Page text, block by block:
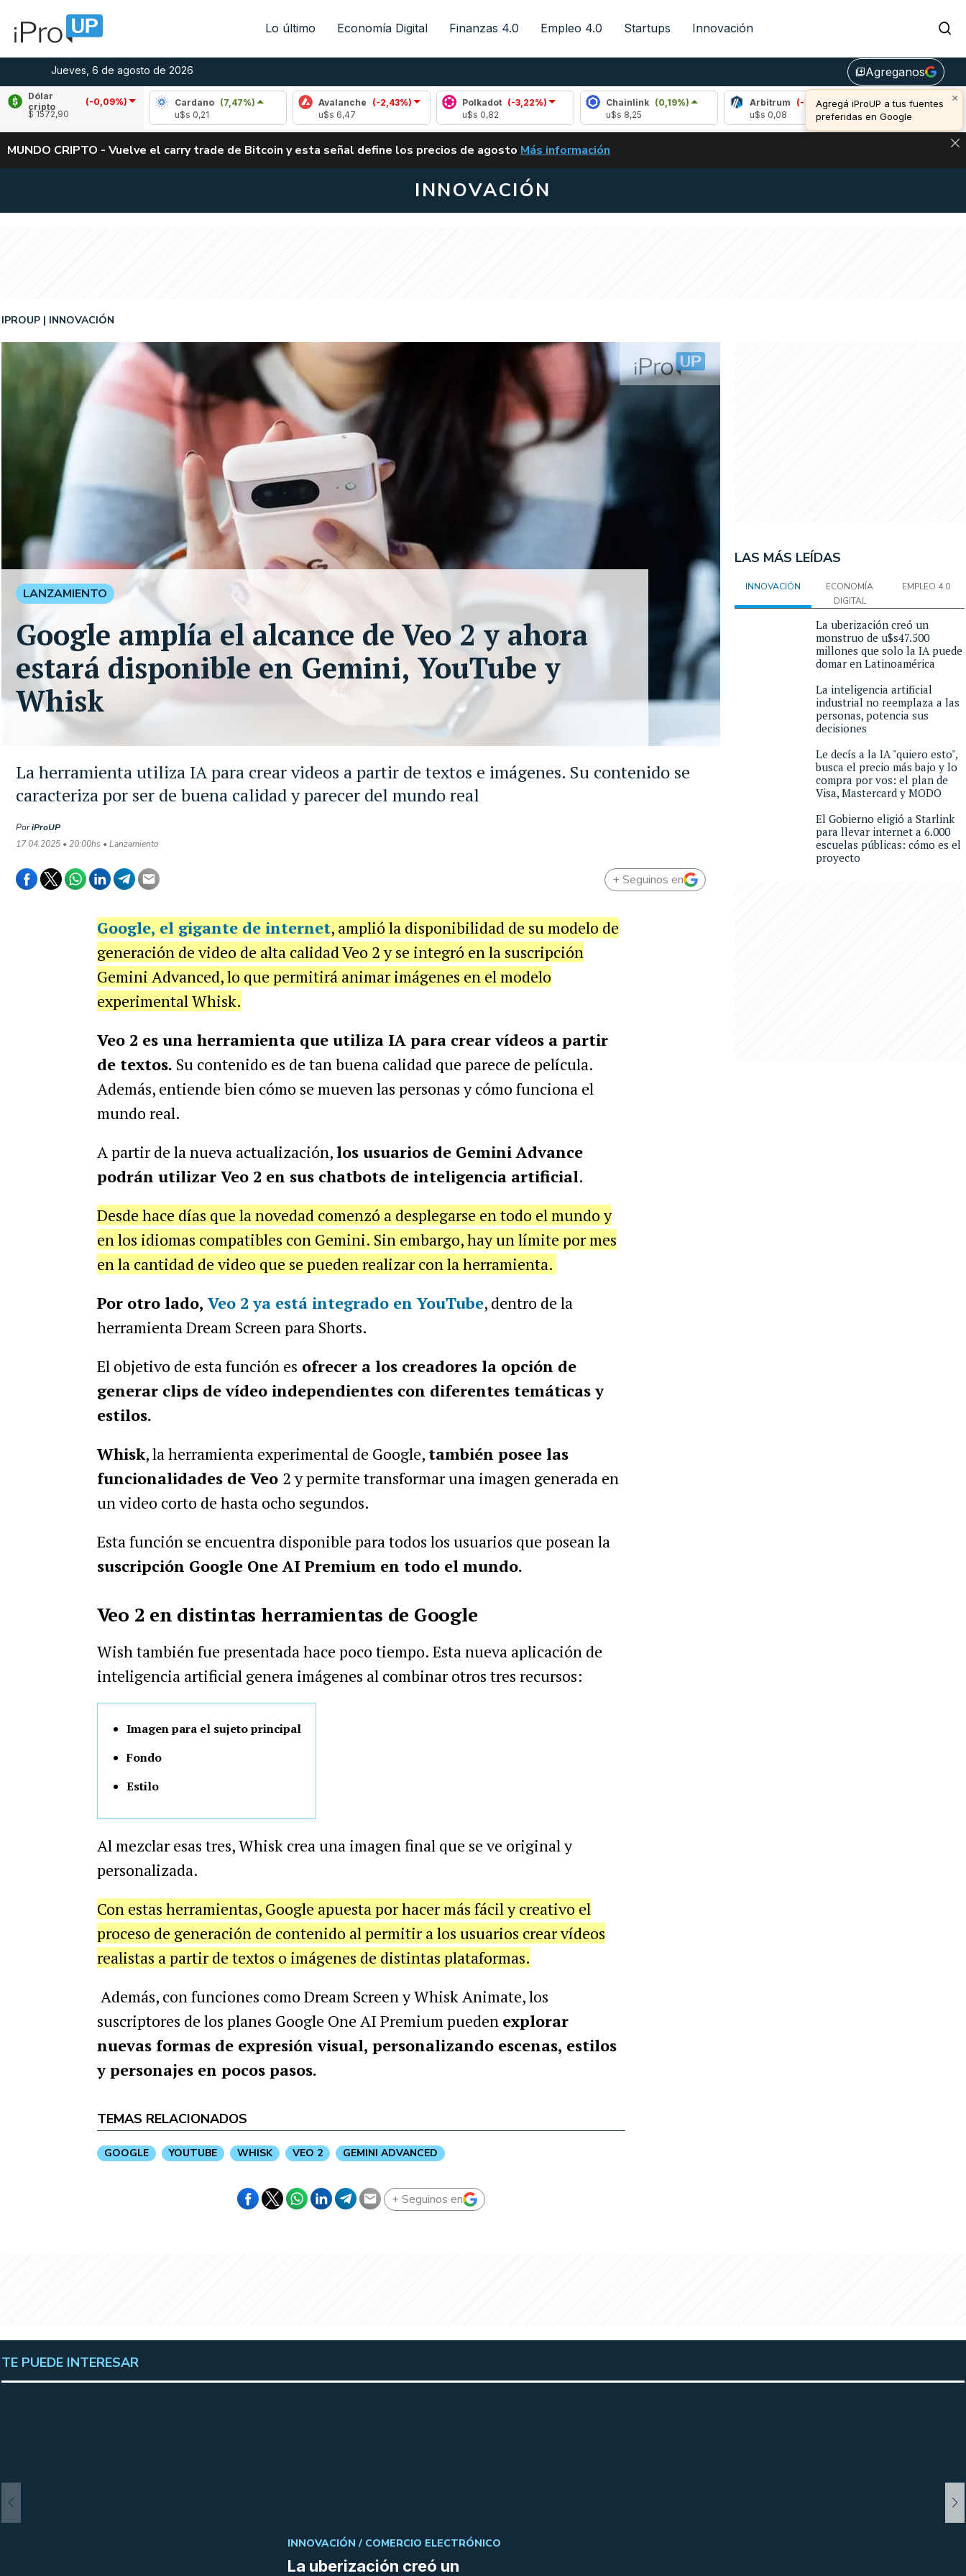
Lo último Economía Digital Finanzas 4.0 Empleo 4.0 Startups Innovación
Jueves, 6 de agosto de 2026 library_addAgreganos
×
Agregá iProUP a tus fuentes
preferidas en Google
Dólar
cripto
(-0,09%)
$ 1572,90
(-1,96%)
Cardano
(7,47%)
Avalanche (-2,43%)
Polkadot
(-3,22%)
Chainlink (0,19%)
Arbitrum (-3,31%)
Bitcoin
(-0,13%)
u$s 64.617,00
ALERTA
MUNDO CRIPTO - Vuelve el carry trade de Bitcoin y esta señal define los precios de agosto VUELVE EL CARRY TRADE DE BITCOIN Y ESTA SEÑAL DEFINE LOS PRECIOS DE
Más información
INNOVACIÓN
La herramienta utiliza IA para crear videos a partir de textos e imágenes. Su contenido se
caracteriza por ser de buena calidad y parecer del mundo real
IPROUP INNOVACIÓN
PoriProUP
17.04.2025 • 20:00hs • Lanzamiento
LANZAMIENTO
Google amplía el alcance de Veo 2 y ahora
estará disponible en Gemini, YouTube y
Whisk
+ Seguinos en
Google, el gigante de internet, amplió la disponibilidad de su modelo de
generación de video de alta calidad Veo 2 y se integró en la suscripción
Gemini Advanced, lo que permitirá animar imágenes en el modelo
experimental Whisk.
Veo 2 es una herramienta que utiliza IA para crear vídeos a partir
de textos. Su contenido es de tan buena calidad que parece de película.
Además, entiende bien cómo se mueven las personas y cómo funciona el
mundo real.
A partir de la nueva actualización,los usuarios de Gemini Advance
podrán utilizar Veo 2 en sus chatbots de inteligencia artificial.
Desde hace días que la novedad comenzó a desplegarse en todo el mundo y
en los idiomas compatibles con Gemini. Sin embargo, hay un límite por mes
en la cantidad de video que se pueden realizar con la herramienta.
Por otro lado, Veo 2 ya está integrado en YouTube, dentro de la
herramienta Dream Screen para Shorts.
El objetivo de esta función es ofrecer a los creadores la opción de
generar clips de vídeo independientes con diferentes temáticas y
estilos.
Whisk, la herramienta experimental de Google, también posee las
funcionalidades de Veo 2 y permite transformar una imagen generada en
un video corto de hasta ocho segundos.
Esta función se encuentra disponible para todos los usuarios que posean la
suscripción Google One AI Premium en todo el mundo.
Veo 2 en distintas herramientas de Google
Wish también fue presentada hace poco tiempo. Esta nueva aplicación de
inteligencia artificial genera imágenes al combinar otros tres recursos:
Imagen para el sujeto principal
Fondo
Estilo
Al mezclar esas tres, Whisk crea una imagen final que se ve original y
personalizada.
Con estas herramientas, Google apuesta por hacer más fácil y creativo el
proceso de generación de contenido al permitir a los usuarios crear vídeos
realistas a partir de textos o imágenes de distintas plataformas.
Además, con funciones como Dream Screen y Whisk Animate, los
suscriptores de los planes Google One AI Premium pueden explorar
nuevas formas de expresión visual, personalizando escenas, estilos
y personajes en pocos pasos.
TEMAS RELACIONADOS
GOOGLE YOUTUBE WHISK VEO 2 GEMINI ADVANCED
+ Seguinos en
LAS MÁS LEÍDAS
INNOVACIÓN
ECONOMÍA
DIGITAL
EMPLEO 4.0
La uberización creó un
monstruo de u$s47.500
millones que solo la IA puede
domar en Latinoamérica
La inteligencia artificial
industrial no reemplaza a las
personas, potencia sus
decisiones
Le decís a la IA "quiero esto",
busca el precio más bajo y lo
compra por vos: el plan de
Visa, Mastercard y MODO
El Gobierno eligió a Starlink
para llevar internet a 6.000
escuelas públicas: cómo es el
proyecto
TE PUEDE INTERESAR
La uberización creó un
INNOVACIÓN / COMERCIO ELECTRÓNICO